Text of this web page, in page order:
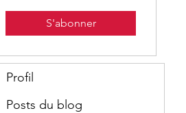
S'abonner
Profil
Posts du blog